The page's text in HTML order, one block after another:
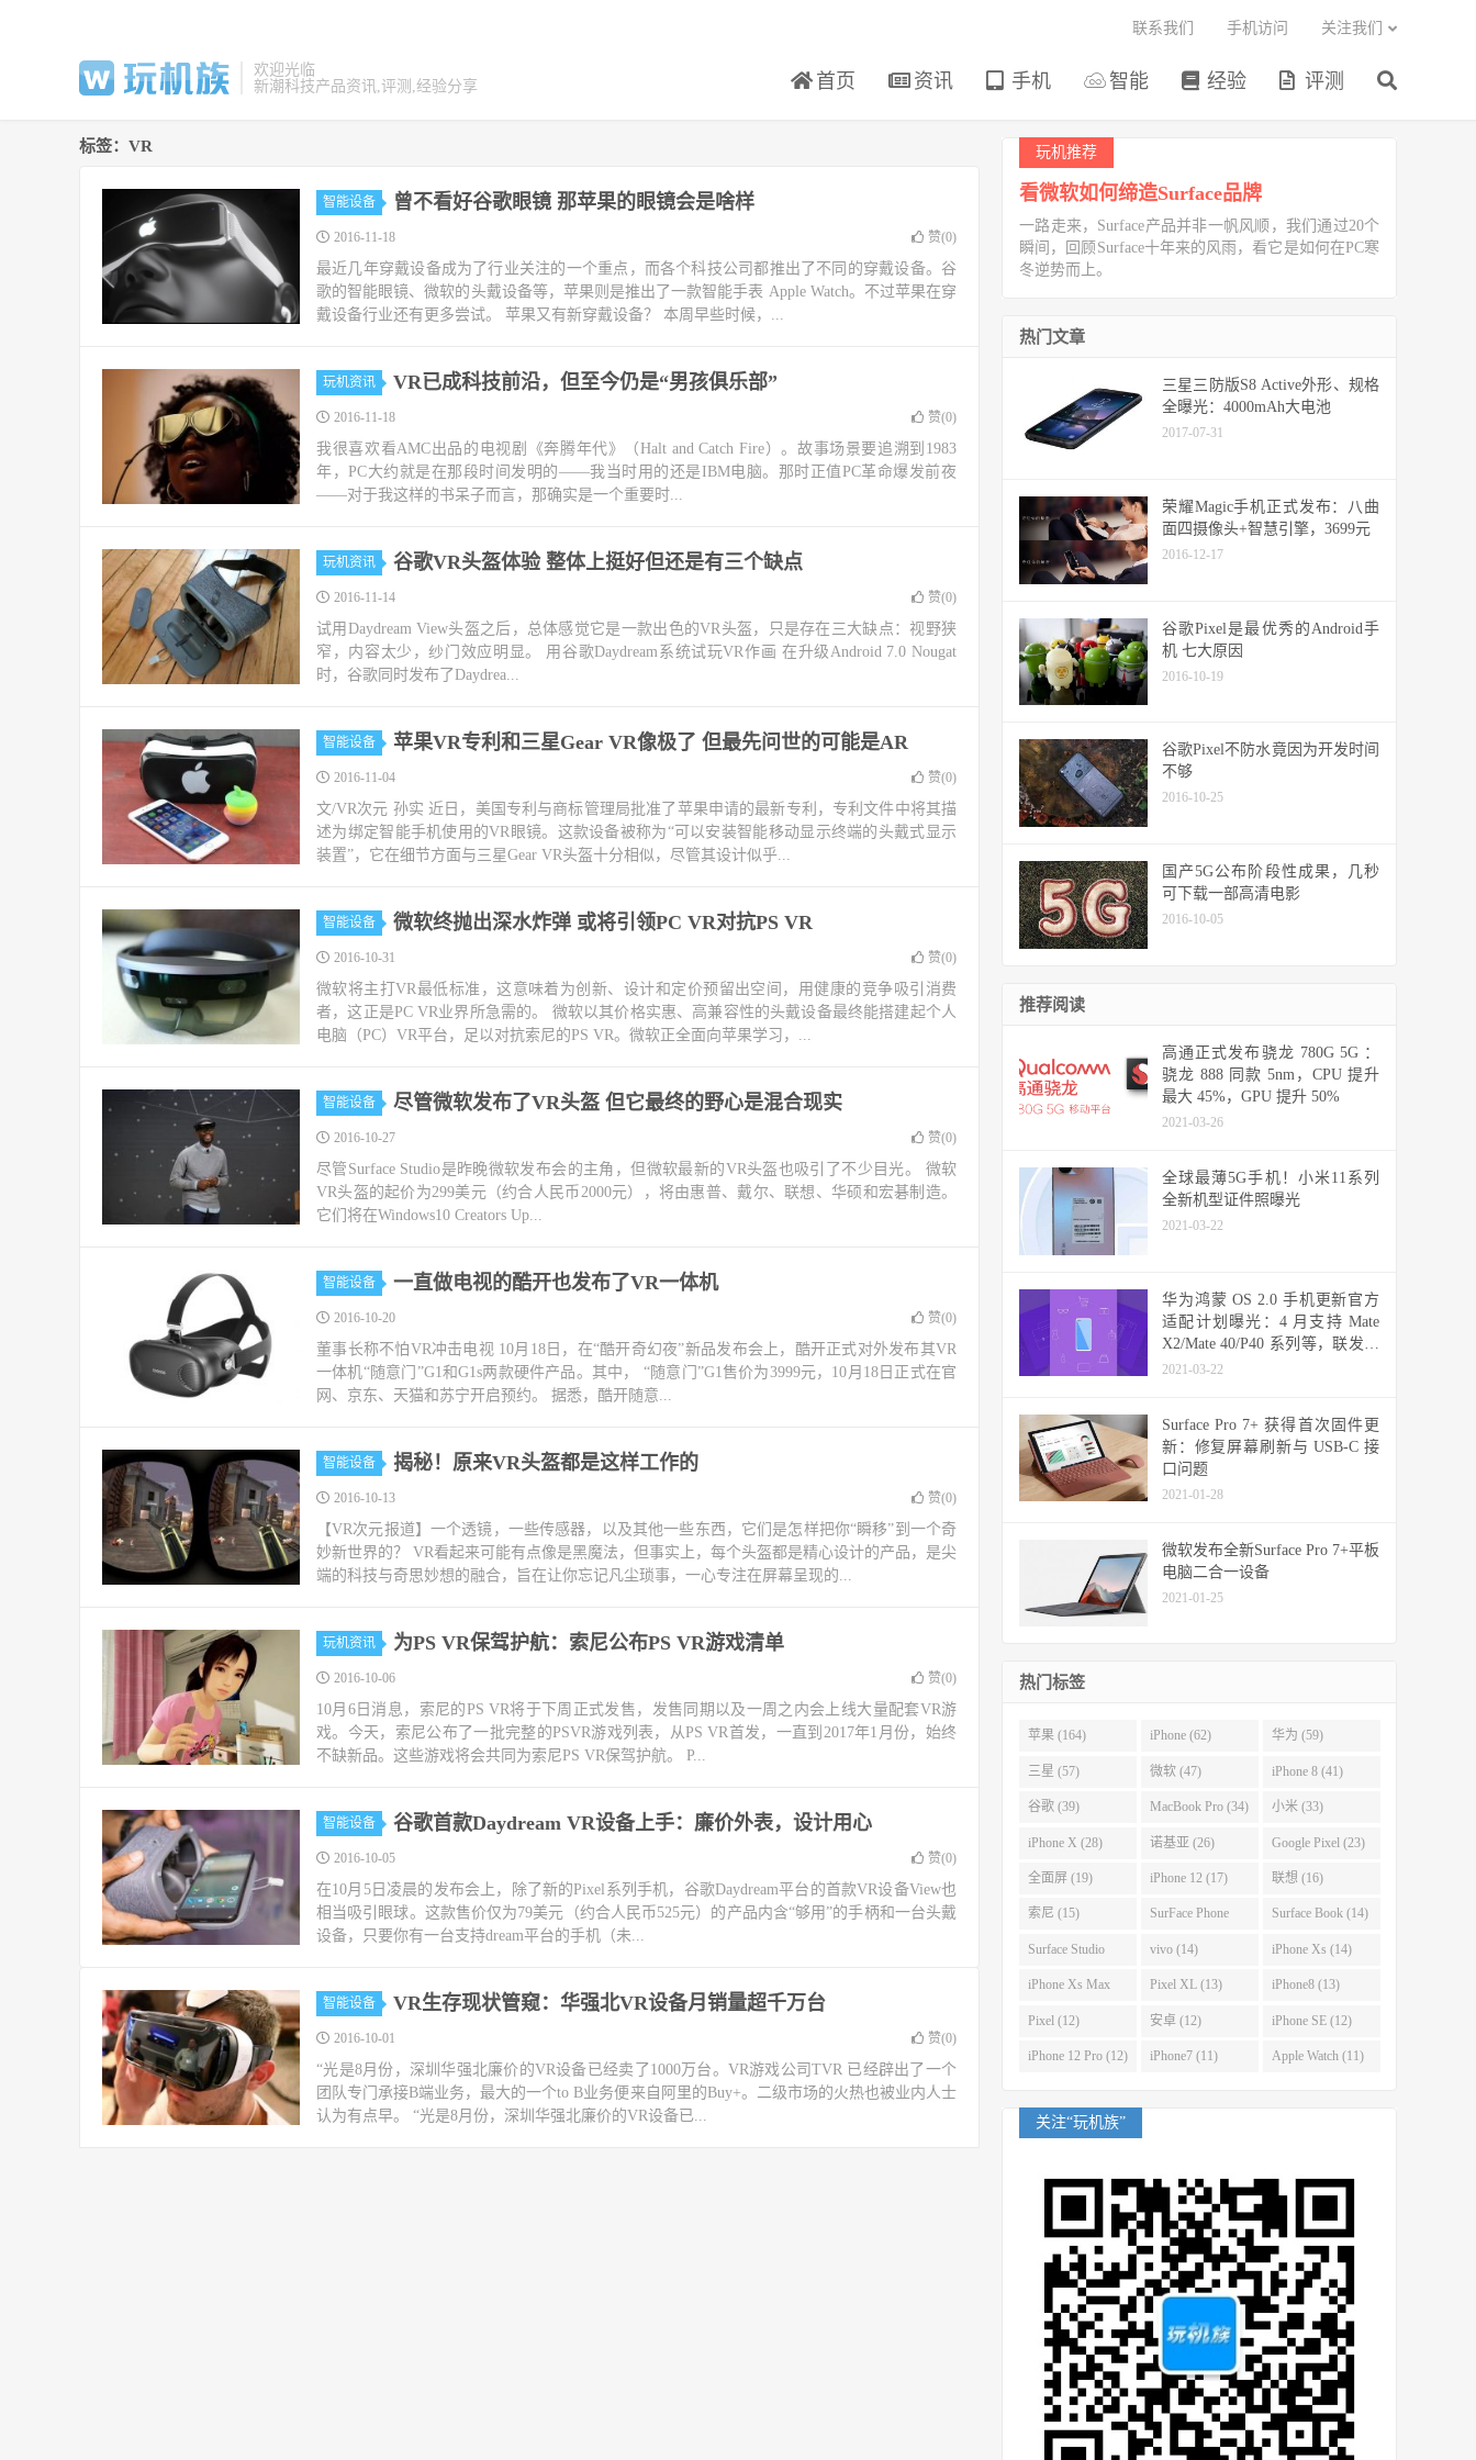
欢迎光临
新潮科技产品资讯,评测,经验分享
首页 资讯 手机 智能 经验 评测
联系我们 手机访问 关注我们
标签：VR
智能设备 曾不看好谷歌眼镜 那苹果的眼镜会是啥样
2016-11-18 赞(0)
最近几年穿戴设备成为了行业关注的一个重点，而各个科技公司都推出了不同的穿戴设备。谷
歌的智能眼镜、微软的头戴设备等，苹果则是推出了一款智能手表 Apple Watch。不过苹果在穿
戴设备行业还有更多尝试。 苹果又有新穿戴设备？ 本周早些时候，...
玩机资讯 VR已成科技前沿，但至今仍是“男孩俱乐部”
2016-11-18 赞(0)
我很喜欢看AMC出品的电视剧《奔腾年代》（Halt and Catch Fire）。故事场景要追溯到1983
年，PC大约就是在那段时间发明的——我当时用的还是IBM电脑。那时正值PC革命爆发前夜
——对于我这样的书呆子而言，那确实是一个重要时...
玩机资讯 谷歌VR头盔体验 整体上挺好但还是有三个缺点
2016-11-14 赞(0)
试用Daydream View头盔之后，总体感觉它是一款出色的VR头盔，只是存在三大缺点：视野狭
窄，内容太少，纱门效应明显。 用谷歌Daydream系统试玩VR作画 在升级Android 7.0 Nougat
时，谷歌同时发布了Daydrea...
智能设备 苹果VR专利和三星Gear VR像极了 但最先问世的可能是AR
2016-11-04 赞(0)
文/VR次元 孙实 近日，美国专利与商标管理局批准了苹果申请的最新专利，专利文件中将其描
述为绑定智能手机使用的VR眼镜。这款设备被称为“可以安装智能移动显示终端的头戴式显示
装置”，它在细节方面与三星Gear VR头盔十分相似，尽管其设计似乎...
智能设备 微软终抛出深水炸弹 或将引领PC VR对抗PS VR
2016-10-31 赞(0)
微软将主打VR最低标准，这意味着为创新、设计和定价预留出空间，用健康的竞争吸引消费
者，这正是PC VR业界所急需的。 微软以其价格实惠、高兼容性的头戴设备最终能搭建起个人
电脑（PC）VR平台，足以对抗索尼的PS VR。微软正全面向苹果学习，...
智能设备 尽管微软发布了VR头盔 但它最终的野心是混合现实
2016-10-27 赞(0)
尽管Surface Studio是昨晚微软发布会的主角，但微软最新的VR头盔也吸引了不少目光。 微软
VR头盔的起价为299美元（约合人民币2000元），将由惠普、戴尔、联想、华硕和宏碁制造。
它们将在Windows10 Creators Up...
智能设备 一直做电视的酷开也发布了VR一体机
2016-10-20 赞(0)
董事长称不怕VR冲击电视 10月18日，在“酷开奇幻夜”新品发布会上，酷开正式对外发布其VR
一体机“随意门”G1和G1s两款硬件产品。其中， “随意门”G1售价为3999元，10月18日正式在官
网、京东、天猫和苏宁开启预约。 据悉，酷开随意...
智能设备 揭秘！原来VR头盔都是这样工作的
2016-10-13 赞(0)
【VR次元报道】一个透镜，一些传感器，以及其他一些东西，它们是怎样把你“瞬移”到一个奇
妙新世界的？ VR看起来可能有点像是黑魔法，但事实上，每个头盔都是精心设计的产品，是尖
端的科技与奇思妙想的融合，旨在让你忘记凡尘琐事，一心专注在屏幕呈现的...
玩机资讯 为PS VR保驾护航：索尼公布PS VR游戏清单
2016-10-06 赞(0)
10月6日消息，索尼的PS VR将于下周正式发售，发售同期以及一周之内会上线大量配套VR游
戏。今天，索尼公布了一批完整的PSVR游戏列表，从PS VR首发，一直到2017年1月份，始终
不缺新品。这些游戏将会共同为索尼PS VR保驾护航。 P...
智能设备 谷歌首款Daydream VR设备上手：廉价外表，设计用心
2016-10-05 赞(0)
在10月5日凌晨的发布会上，除了新的Pixel系列手机，谷歌Daydream平台的首款VR设备View也
相当吸引眼球。这款售价仅为79美元（约合人民币525元）的产品内含“够用”的手柄和一台头戴
设备，只要你有一台支持dream平台的手机（未...
智能设备 VR生存现状管窥：华强北VR设备月销量超千万台
2016-10-01 赞(0)
“光是8月份，深圳华强北廉价的VR设备已经卖了1000万台。VR游戏公司TVR 已经辟出了一个
团队专门承接B端业务，最大的一个to B业务便来自阿里的Buy+。二级市场的火热也被业内人士
认为有点早。 “光是8月份，深圳华强北廉价的VR设备已...
玩机推荐
看微软如何缔造Surface品牌
一路走来，Surface产品并非一帆风顺，我们通过20个
瞬间，回顾Surface十年来的风雨，看它是如何在PC寒
冬逆势而上。
热门文章
三星三防版S8 Active外形、规格
全曝光：4000mAh大电池
2017-07-31
荣耀Magic手机正式发布：八曲
面四摄像头+智慧引擎，3699元
2016-12-17
谷歌Pixel是最优秀的Android手
机 七大原因
2016-10-19
谷歌Pixel不防水竟因为开发时间
不够
2016-10-25
国产5G公布阶段性成果，几秒
可下载一部高清电影
2016-10-05
推荐阅读
高通正式发布骁龙 780G 5G ：
骁龙 888 同款 5nm，CPU 提升
最大 45%，GPU 提升 50%
2021-03-26
全球最薄5G手机！小米11系列
全新机型证件照曝光
2021-03-22
华为鸿蒙 OS 2.0 手机更新官方
适配计划曝光：4 月支持 Mate
X2/Mate 40/P40 系列等，联发科
天玑机型可能无缘
2021-03-22
Surface Pro 7+ 获得首次固件更
新：修复屏幕刷新与 USB-C 接
口问题
2021-01-28
微软发布全新Surface Pro 7+平板
电脑二合一设备
2021-01-25
热门标签
苹果 (164) iPhone (62) 华为 (59)
三星 (57) 微软 (47) iPhone 8 (41)
谷歌 (39) MacBook Pro (34) 小米 (33)
iPhone X (28) 诺基亚 (26) Google Pixel (23)
全面屏 (19) iPhone 12 (17) 联想 (16)
索尼 (15) SurFace Phone
(14)
Surface Book (14)
Surface Studio
(14)
vivo (14) iPhone Xs (14)
iPhone Xs Max
(14)
Pixel XL (13) iPhone8 (13)
Pixel (12) 安卓 (12) iPhone SE (12)
iPhone 12 Pro (12) iPhone7 (11) Apple Watch (11)
关注“玩机族”